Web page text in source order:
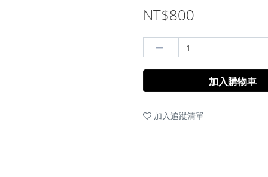
NT$800
加入購物車
加入追蹤清單